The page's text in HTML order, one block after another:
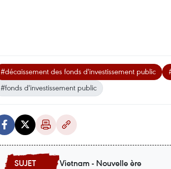
#décaissement des fonds d'investissement public
#fonds d'investissement public
Vietnam - Nouvelle ère